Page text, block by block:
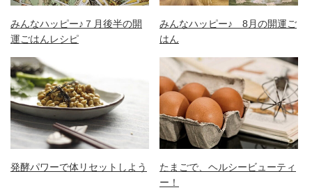
みんなハッピー♪７月後半の開
運ごはんレシピ
みんなハッピー♪ 8月の開運ご
はん
発酵パワーで体リセットしよう
たまごで、ヘルシービューティ
ー！